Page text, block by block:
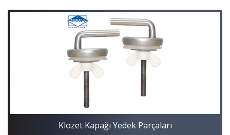
Klozet Kapağı Yedek Parçaları